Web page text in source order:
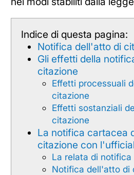
Indice di questa pagina:
Notifica dell'atto di
Gli effetti della
citazione
Effetti processuali
citazione
Effetti sostanziali
citazione
La notifica cartacea
citazione con
La relata di notifica
Notifica dell'atto di